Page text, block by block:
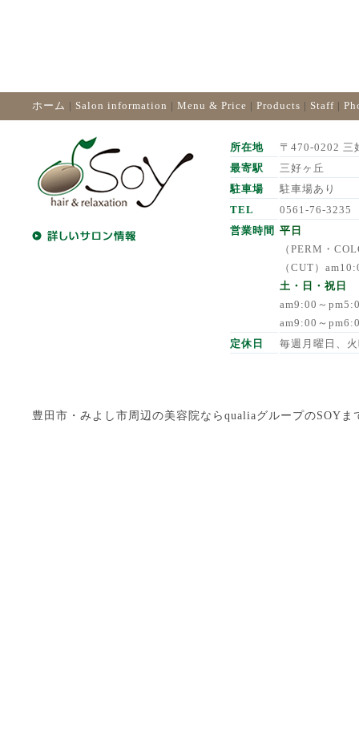
ホーム | Salon information | Menu & Price | Products | Staff |
所在地
〒470-0202 三
最寄駅
三好ヶ丘
駐車場
駐車場あり
TEL
0561-76-3235
営業時間 平日
（PERM・
（CUT）
土・日・祝日
am9:00～
am9:00～
定休日
毎週月曜日、
豊田市・みよし市周辺の美容院ならqualiaグループのSOY